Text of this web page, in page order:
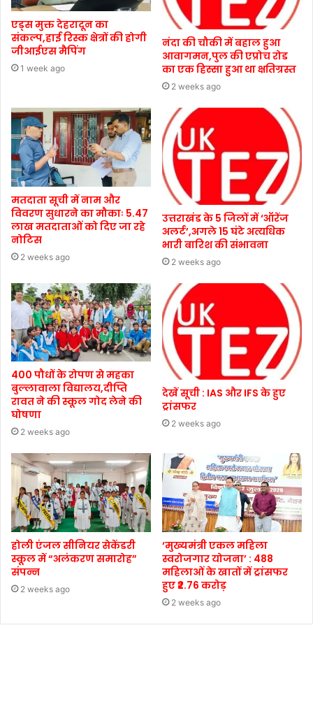
एड्स मुक्त देहरादून का
संकल्प,हाई रिस्क क्षेत्रों की होगी
जीआईएस मैपिंग
1 week ago
नंदा की चौकी में बहाल हुआ
आवागमन,पुल की एप्रोच रोड
का एक हिस्सा हुआ था क्षतिग्रस्त
2 weeks ago
मतदाता सूची में नाम और
विवरण सुधारने का मौकाः 5.47
लाख मतदाताओं को दिए जा रहे
नोटिस
2 weeks ago
उत्तराखंड के 5 जिलों में ‘ऑरेंज
अलर्ट’,अगले 15 घंटे अत्यधिक
भारी बारिश की संभावना
2 weeks ago
400 पौधों के रोपण से महका
बुल्लावाला विद्यालय,दीप्ति
रावत ने की स्कूल गोद लेने की
घोषणा
2 weeks ago
देखें सूची : IAS और IFS के हुए
ट्रांसफर
2 weeks ago
होली एंजल सीनियर सेकेंडरी
स्कूल में “अलंकरण समारोह”
संपन्न
2 weeks ago
‘मुख्यमंत्री एकल महिला
स्वरोजगार योजना’ : 488
महिलाओं के खातों में ट्रांसफर
हुए ₹2.76 करोड़
2 weeks ago